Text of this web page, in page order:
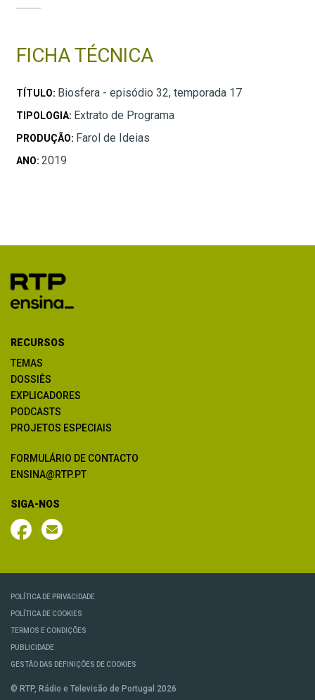
FICHA TÉCNICA
TÍTULO: Biosfera - episódio 32, temporada 17
TIPOLOGIA: Extrato de Programa
PRODUÇÃO: Farol de Ideias
ANO: 2019
RECURSOS
TEMAS
DOSSIÊS
EXPLICADORES
PODCASTS
PROJETOS ESPECIAIS
FORMULÁRIO DE CONTACTO
ENSINA@RTP.PT
SIGA-NOS
POLÍTICA DE PRIVACIDADE
POLÍTICA DE COOKIES
TERMOS E CONDIÇÕES
PUBLICIDADE
GESTÃO DAS DEFINIÇÕES DE COOKIES
© RTP, Rádio e Televisão de Portugal 2026